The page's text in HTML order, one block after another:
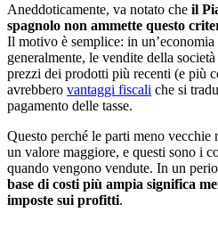
Aneddoticamente, va notato che il
spagnolo non ammette questo
Il motivo è semplice: in
generalmente, le vendite della
prezzi dei prodotti più recenti (e più
avrebbero vantaggi fiscali che si
pagamento delle tasse.
Questo perché le parti meno
un valore maggiore, e questi sono i
quando vengono vendute. In un
base di costi più ampia significa
imposte sui profitti.